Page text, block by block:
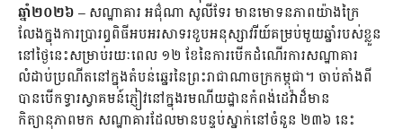
ឆ្នាំ២០២៦ – សណ្ឋាគារ អជ៌ុណា សូលីទែរ មានមោទនភាពយ៉ាងក្រៃ
លែងក្នុងការប្រារព្ធពិធីអបអរសាទរខួបអនុស្សាវរីយ៍គម្រប់មួយឆ្នាំរបស់ខ្លួន
នៅថ្ងៃនេះសម្រាប់រយៈពេល ១២ ខែនៃការបើកដំណើរការសណ្ឋាគារ
លំដាប់ប្រណីតនៅក្នុងតំបន់ឆ្នេរនៃព្រះរាជាណាចក្រកម្ពុជា។ ចាប់តាំងពី
បានបើកទ្វារស្វាគមន៍ភ្ញៀវនៅក្នុងរមណីយដ្ឋានកំពង់ដេវ៉ាដ៏មាន
កិត្យានុភាពមក សណ្ឋាគារដែលមានបន្ទប់ស្នាក់នៅចំនួន ២៣៦ នេះ